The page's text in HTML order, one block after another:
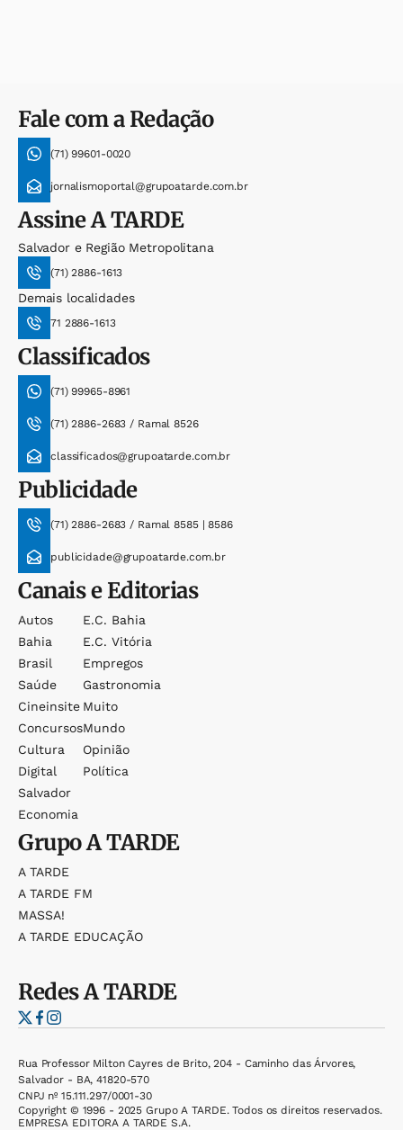
Fale com a Redação
(71) 99601-0020
jornalismoportal@grupoatarde.com.br
AssineA TARDE
Salvador e Região Metropolitana
(71) 2886-1613
Demais localidades
71 2886-1613
Classificados
(71) 99965-8961
(71) 2886-2683 / Ramal 8526
classificados@grupoatarde.com.br
Publicidade
(71) 2886-2683 / Ramal 8585 | 8586
publicidade@grupoatarde.com.br
Canais e Editorias
Autos
Bahia
Brasil
Saúde
Cineinsite
Concursos
Cultura
Digital
Salvador
Economia
E.c. Bahia
E.c. Vitória
Empregos
Gastronomia
Muito
Mundo
Opinião
Política
GrupoA TARDE
A TARDE
A TARDE FM
MASSA!
A TARDE EDUCAÇÃO
RedesA TARDE
Rua Professor Milton Cayres de Brito, 204 - Caminho das Árvores,
Salvador - BA, 41820-570
CNPJ nº 15.111.297/0001-30
Copyright © 1996 - 2025 Grupo A TARDE. Todos os direitos reservados.
EMPRESA EDITORA A TARDE S.A.